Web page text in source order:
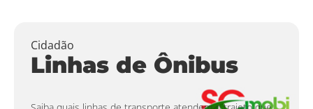
Cidadão
Linhas de Ônibus